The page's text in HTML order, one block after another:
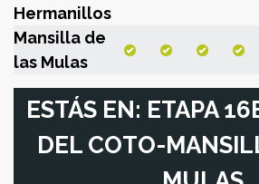
Hermanillos
Mansilla de
las Mulas
ESTÁS EN: ETAPA
DEL COTO-